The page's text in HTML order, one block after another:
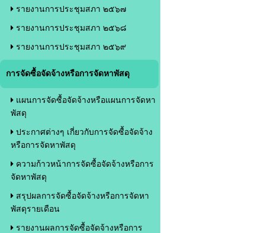
รายงานการประชุมสภา ๒๕๖๗
รายงานการประชุมสภา ๒๕๖๘
รายงานการประชุมสภา ๒๕๖๙
การจัดซื้อจัดจ้างหรือการจัดหาพัสดุ
แผนการจัดซื้อจัดจ้างหรือแผนการจัดหา
พัสดุ
ประกาศต่างๆ เกี่ยวกับการจัดซื้อจัดจ้าง
หรือการจัดหาพัสดุ
ความก้าวหน้าการจัดซื้อจัดจ้างหรือการ
จัดหาพัสดุ
สรุปผลการจัดซื้อจัดจ้างหรือการจัดหา
พัสดุรายเดือน
รายงานผลการจัดซื้อจัดจ้างหรือการ